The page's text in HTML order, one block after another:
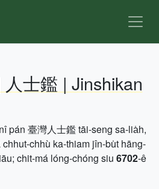
士鑑 | Jinshikan
pán 臺灣人士鑑 tāi-seng sa-lia̍h,
chhù ka-thiam jîn-bu̍t hāng-
chit-má lóng-chóng siu 6702-ê